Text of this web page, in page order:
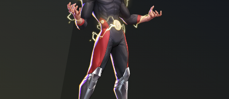
Character illustration of POWERPLEX